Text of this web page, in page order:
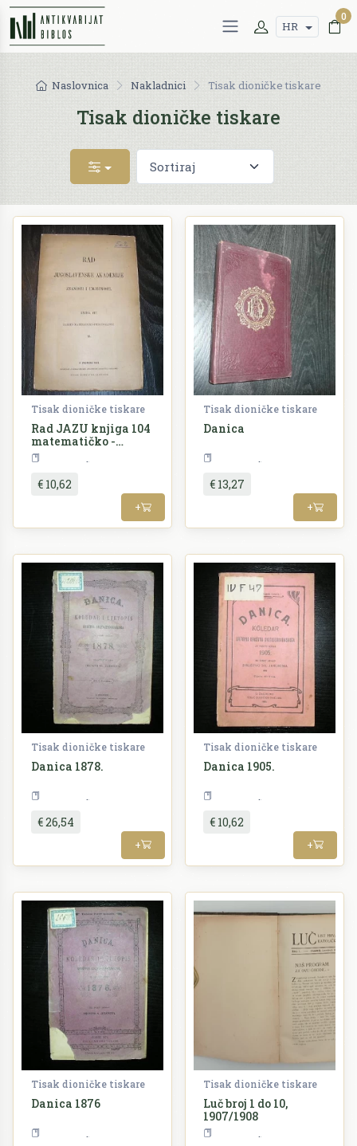
HR
0
Naslovnica Nakladnici Tisak dioničke tiskare
Tisak dioničke tiskare
Tisak dioničke tiskare
Rad JAZU knjiga 104
matematičko -
prirodoslovni razred
€ 10,62
+
Tisak dioničke tiskare
Danica
€ 13,27
+
Tisak dioničke tiskare
Danica 1878.
€ 26,54
+
Tisak dioničke tiskare
Danica 1905.
€ 10,62
+
Tisak dioničke tiskare
Danica 1876
Tisak dioničke tiskare
Luč broj 1 do 10,
1907/1908